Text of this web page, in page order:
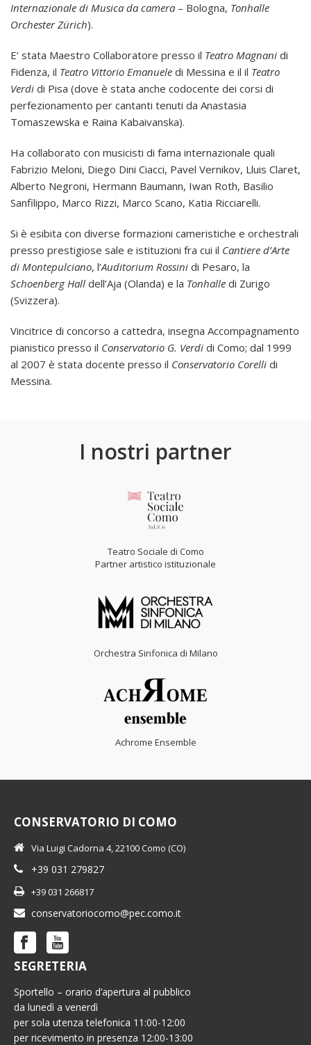
Internazionale di Musica da camera – Bologna, Tonhalle
Orchester Zürich).
E’ stata Maestro Collaboratore presso il Teatro Magnani di
Fidenza, il Teatro Vittorio Emanuele di Messina e il il Teatro
Verdi di Pisa (dove è stata anche codocente dei corsi di
perfezionamento per cantanti tenuti da Anastasia
Tomaszewska e Raina Kabaivanska).
Ha collaborato con musicisti di fama internazionale quali
Fabrizio Meloni, Diego Dini Ciacci, Pavel Vernikov, Lluis Claret,
Alberto Negroni, Hermann Baumann, Iwan Roth, Basilio
Sanfilippo, Marco Rizzi, Marco Scano, Katia Ricciarelli.
Si è esibita con diverse formazioni cameristiche e orchestrali
presso prestigiose sale e istituzioni fra cui il Cantiere d’Arte
di Montepulciano, l’Auditorium Rossini di Pesaro, la
Schoenberg Hall dell’Aja (Olanda) e la Tonhalle di Zurigo
(Svizzera).
Vincitrice di concorso a cattedra, insegna Accompagnamento
pianistico presso il Conservatorio G. Verdi di Como; dal 1999
al 2007 è stata docente presso il Conservatorio Corelli di
Messina.
I nostri partner
Teatro Sociale di Como
Partner artistico istituzionale
Orchestra Sinfonica di Milano
Achrome Ensemble
CONSERVATORIO DI COMO
Via Luigi Cadorna 4, 22100 Como (CO)
+39 031 279827
+39 031 266817
conservatoriocomo@pec.como.it
SEGRETERIA
Sportello – orario d’apertura al pubblico
da lunedì a venerdì
per sola utenza telefonica 11:00-12:00
per ricevimento in presenza 12:00-13:00